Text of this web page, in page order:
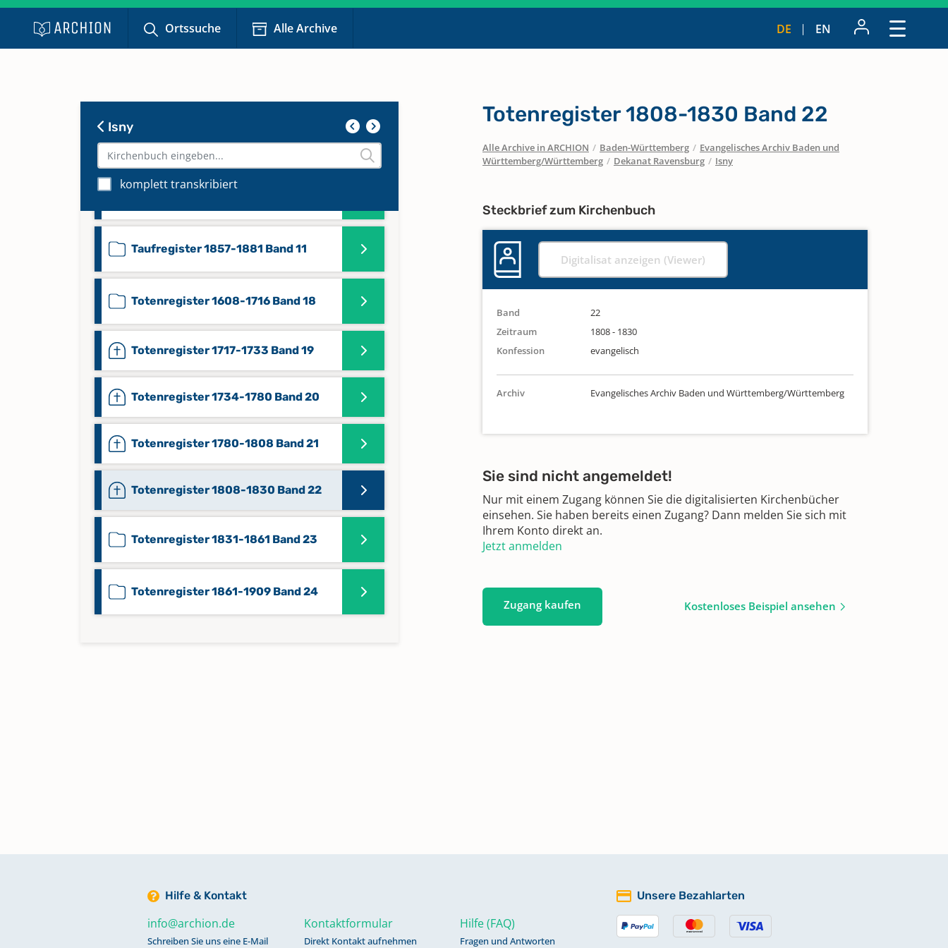
Ortssuche Alle Archive DE EN
Isny
komplett transkribiert
Taufregister 1700-1733 Band 5
Taufregister 1780-1808 Band 7
Taufregister 1808-1830 Band 9
Taufregister 1857-1881 Band 11
Totenregister 1608-1716 Band 18
Totenregister 1717-1733 Band 19
Totenregister 1734-1780 Band 20
Totenregister 1780-1808 Band 21
Totenregister 1808-1830 Band 22
Totenregister 1831-1861 Band 23
Totenregister 1861-1909 Band 24
Totenregister 1808-1830 Band 22
Alle Archive in ARCHION / Baden-Württemberg / Evangelisches Archiv Baden und
Württemberg/Württemberg / Dekanat Ravensburg / Isny
Steckbrief zum Kirchenbuch
Digitalisat anzeigen (Viewer)
Band
22
Zeitraum
1808 - 1830
Konfession
evangelisch
Archiv Evangelisches Archiv Baden und Württemberg/Württemberg
Sie sind nicht angemeldet!
Nur mit einem Zugang können Sie die digitalisierten Kirchenbücher
einsehen. Sie haben bereits einen Zugang? Dann melden Sie sich mit
Ihrem Konto direkt an.
Jetzt anmelden
Zugang kaufen Kostenloses Beispiel ansehen
Hilfe & Kontakt
info@archion.de
Schreiben Sie uns eine E-Mail
Kontaktformular
Direkt Kontakt aufnehmen
Hilfe (FAQ)
Fragen und Antworten
Unsere Bezahlarten